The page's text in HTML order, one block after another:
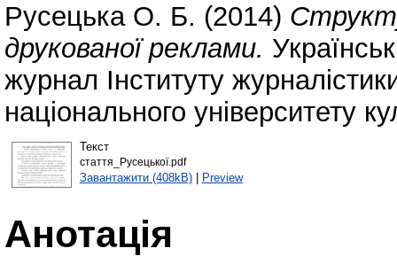
Русецька О. Б. (2014)
друкованої реклами.
журнал Інституту
національного університету
Текст
стаття_Русецької.pdf
Завантажити (408kB)| Preview
Анотація